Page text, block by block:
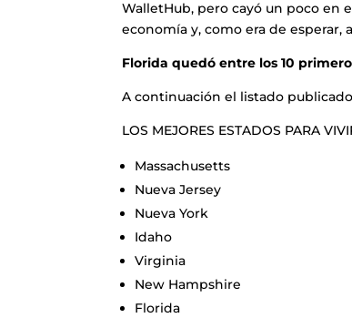
WalletHub, pero cayó un poco en
economía y, como era de
Florida quedó entre los 10
A continuación el listado
LOS MEJORES ESTADOS PARA
Massachusetts
Nueva Jersey
Nueva York
Idaho
Virginia
New Hampshire
Florida